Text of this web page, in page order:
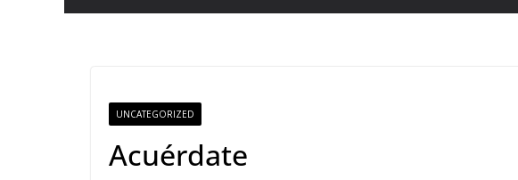
UNCATEGORIZED
Acuérdate